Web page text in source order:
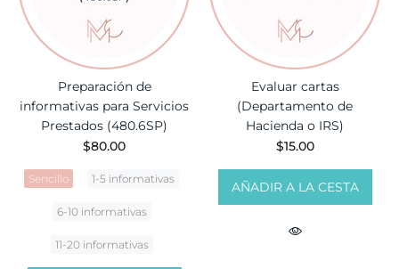
Preparación de
informativas para Servicios
Prestados (480.6SP)
$80.00
Sencillo 1-5 informativas
6-10 informativas
11-20 informativas
Evaluar cartas
(Departamento de
Hacienda o IRS)
$15.00
AÑADIR A LA CESTA